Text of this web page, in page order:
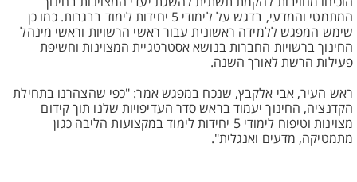
המתמטי והמדעי, בדגש על לימודי 5 יחידות לימוד בבגרות. כמו כן
שימש המפגש ללמידה ראשונית עבור ראשי הרשויות וראשי מינהל
החינוך ברשויות החברות בנושא אסטרטגיית המצוינות וחשיפת
פעילות הרשת לאורך השנה.
ראש העיר, אבי אלקבץ, שנכח במפגש אמר: "כפי שהצהרנו בתחילת
הקדנציה, החינוך יעמוד בראש סדר העדיפויות שלנו תוך קידום
מצוינות וטיפוח לימודי 5 יחידות לימוד במקצועות הליבה כגון
מתמטיקה, מדעים ואנגלית".